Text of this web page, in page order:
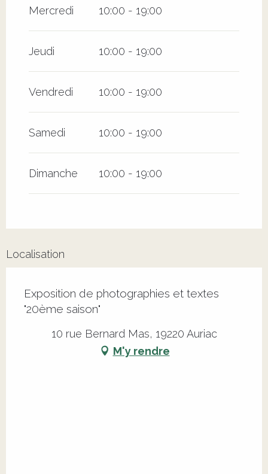
Mercredi 10:00 - 19:00
Jeudi 10:00 - 19:00
Vendredi 10:00 - 19:00
Samedi 10:00 - 19:00
Dimanche 10:00 - 19:00
Localisation
Exposition de photographies et textes
"20ème saison"
10 rue Bernard Mas, 19220 Auriac
M'y rendre